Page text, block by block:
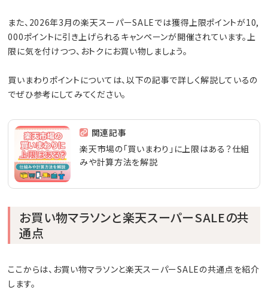
また、2026年3月の楽天スーパーSALEでは獲得上限ポイントが10,
000ポイントに引き上げられるキャンペーンが開催されています。上
限に気を付けつつ、おトクにお買い物しましょう。
買いまわりポイントについては、以下の記事で詳しく解説しているの
でぜひ参考にしてみてください。
関連記事
楽天市場の「買いまわり」に上限はある？仕組
みや計算方法を解説
お買い物マラソンと楽天スーパーSALEの共
通点
ここからは、お買い物マラソンと楽天スーパーSALEの共通点を紹介
します。